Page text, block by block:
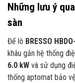
Những lưu ý
sàn
Để lò BRESSO
khâu gắn hệ thống
6.0 kW và sử dụng
thống aptomat bảo